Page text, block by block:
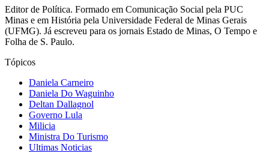
Editor de Política. Formado em Comunicação Social pela PUC
Minas e em História pela Universidade Federal de Minas Gerais
(UFMG). Já escreveu para os jornais Estado de Minas, O Tempo e
Folha de S. Paulo.
Tópicos
Daniela Carneiro
Daniela Do Waguinho
Deltan Dallagnol
Governo Lula
Milicia
Ministra Do Turismo
Ultimas Noticias